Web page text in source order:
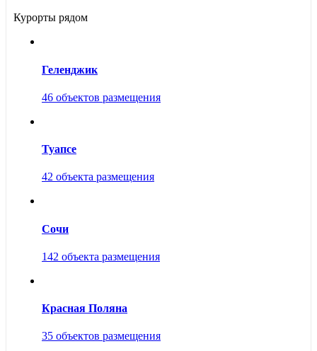
Курорты рядом
Геленджик
46 объектов размещения
Туапсе
42 объекта размещения
Сочи
142 объекта размещения
Красная Поляна
35 объектов размещения